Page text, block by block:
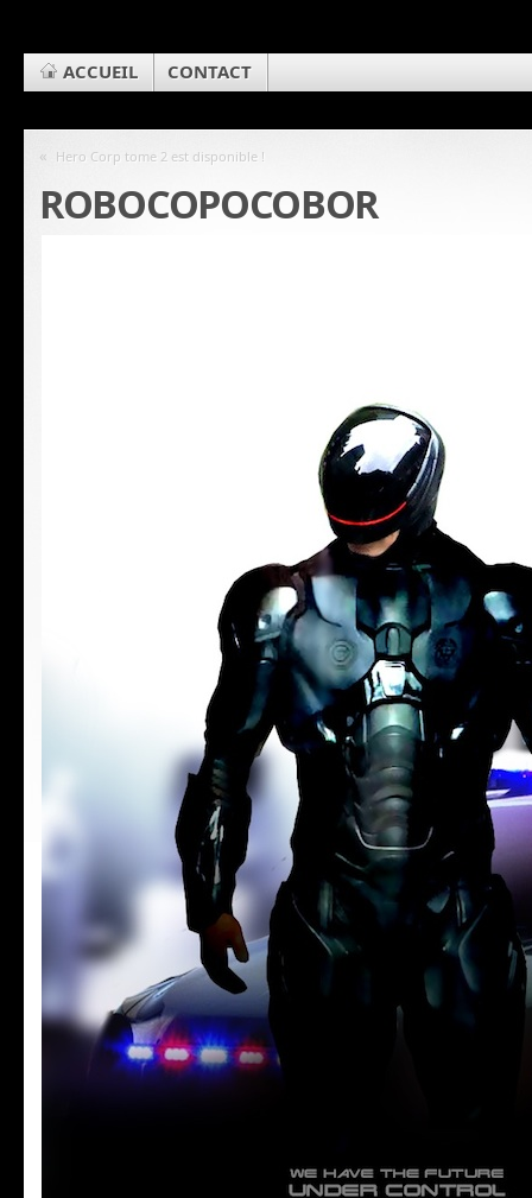
ACCUEIL CONTACT
« Hero Corp tome 2 est disponible !
ROBOCOPOCOBOR